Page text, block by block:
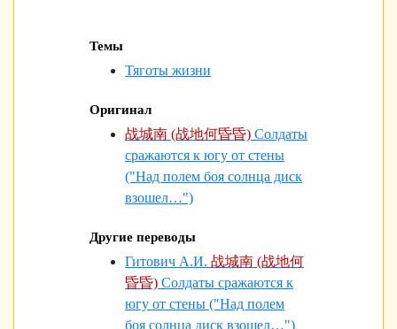
Темы
Тяготы жизни
Оригинал
战城南 (战地何昏昏) Солдаты
сражаются к югу от стены
("Над полем боя солнца диск
взошел…")
Другие переводы
Гитович А.И. 战城南 (战地何
昏昏) Солдаты сражаются к
югу от стены ("Над полем
боя солнца диск взошел…")